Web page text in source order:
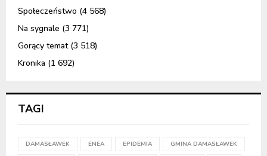
Społeczeństwo (4 568)
Na sygnale (3 771)
Gorący temat(3 518)
Kronika (1 692)
TAGI
DAMASŁAWEK ENEA EPIDEMIA GMINA DAMASŁAWEK